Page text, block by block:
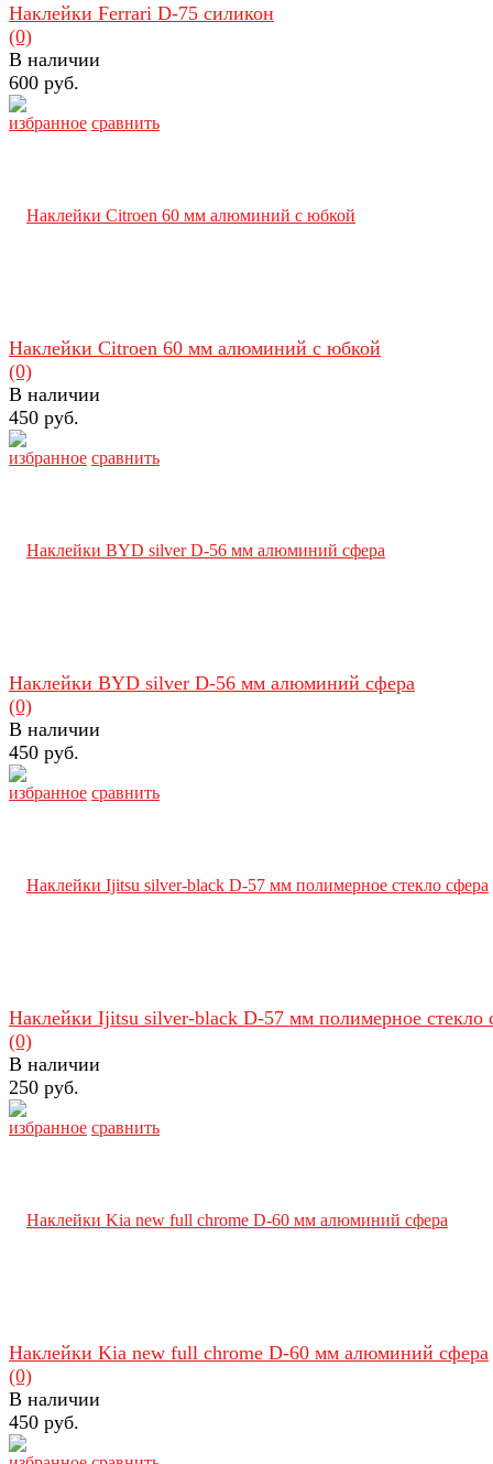
избранное сравнить
Наклейки Ferrari D-75 силикон
(0)
В наличии
600 руб.
избранное сравнить
Наклейки Citroen 60 мм алюминий с юбкой
(0)
В наличии
450 руб.
избранное сравнить
Наклейки BYD silver D-56 мм алюминий сфера
(0)
В наличии
450 руб.
избранное сравнить
Наклейки Ijitsu silver-black D-57 мм полимерное стекло
(0)
В наличии
250 руб.
Наклейки Kia new full chrome D-60 мм алюминий сфера
(0)
В наличии
450 руб.